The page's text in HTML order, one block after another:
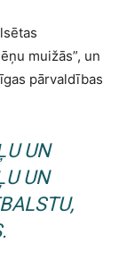
muižās”, un
pārvaldības
UN
UN